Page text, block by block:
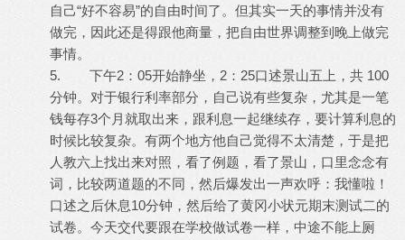
自己“好不容易”的自由时间了。但其实一天的事情并没有
做完，因此还是得跟他商量，把自由世界调整到晚上做完
事情。
5. 下午2：05开始静坐，2：25口述景山五上，共 100
分钟。对于银行利率部分，自己说有些复杂，尤其是一笔
钱每存3个月就取出来，跟利息一起继续存，要计算利息的
时候比较复杂。有两个地方他自己觉得不太清楚，于是把
人教六上找出来对照，看了例题，看了景山，口里念念有
词，比较两道题的不同，然后爆发出一声欢呼：我懂啦！
口述之后休息10分钟，然后给了黄冈小状元期末测试二的
试卷。今天交代要跟在学校做试卷一样，中途不能上厕